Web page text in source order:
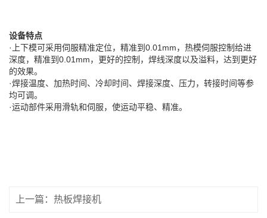
设备特点
·上下模可采用伺服精准定位，精准到0.01mm，热模伺服控制给进
深度，精准到0.01mm，更好的控制，焊线深度以及溢料，达到更好
的效果。
·焊接温度、加热时间、冷却时间、焊接深度、压力，转接时间等参
均可调。
·运动部件采用滑轨和伺服，使运动平稳、精准。
上一篇：热板焊接机